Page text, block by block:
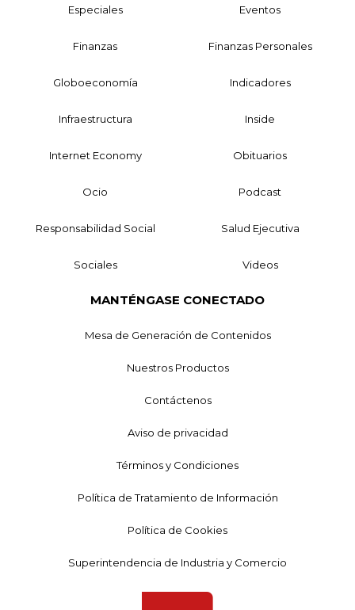
Especiales Eventos
Finanzas Finanzas Personales
Globoeconomía Indicadores
Infraestructura Inside
Internet Economy Obituarios
Ocio Podcast
Responsabilidad Social Salud Ejecutiva
Sociales Videos
MANTÉNGASE CONECTADO
Mesa de Generación de Contenidos
Nuestros Productos
Contáctenos
Aviso de privacidad
Términos y Condiciones
Política de Tratamiento de Información
Política de Cookies
Superintendencia de Industria y Comercio